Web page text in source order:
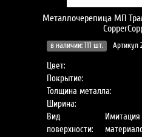
Металлочерепица МП
в наличии: 111 шт. Артикул
Цвет:
Покрытие:
Толщина металла:
Ширина:
Вид
поверхности: